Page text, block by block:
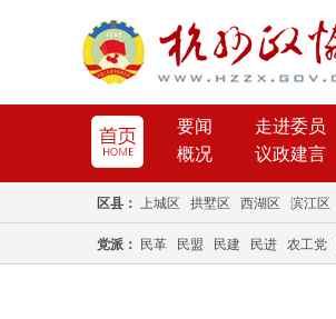
要闻 走进委员
概况
议政建言
区县： 上城区 拱墅区 西湖区 滨江区
党派： 民革 民盟 民建 民进 农工党